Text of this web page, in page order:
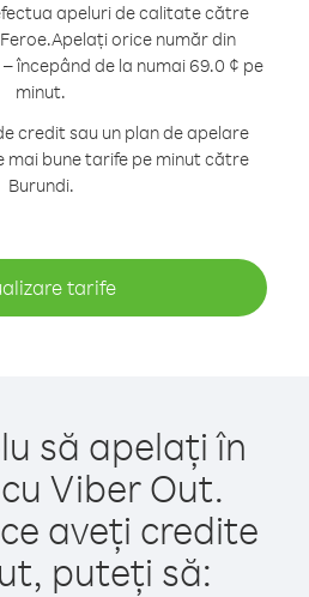
apeluri de calitate către
Apelați orice număr din
începând de la numai 69.0 ¢ pe
minut.
credit sau un plan de apelare
mai bune tarife pe minut către
Burundi.
tarife
să apelați în
Viber Out.
aveți credite
puteți să: